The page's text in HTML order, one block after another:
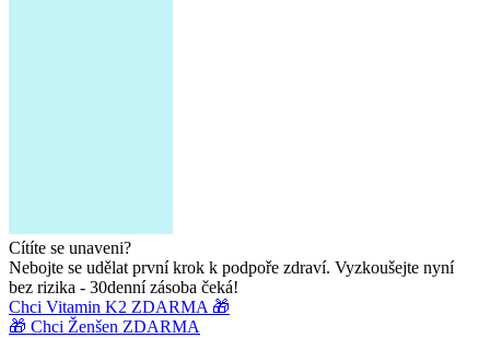
Cítíte se unaveni?
Nebojte se udělat první krok k podpoře zdraví. Vyzkoušejte nyní
bez rizika - 30denní zásoba čeká!
Chci Vitamin K2 ZDARMA 🎁
🎁 Chci Ženšen ZDARMA